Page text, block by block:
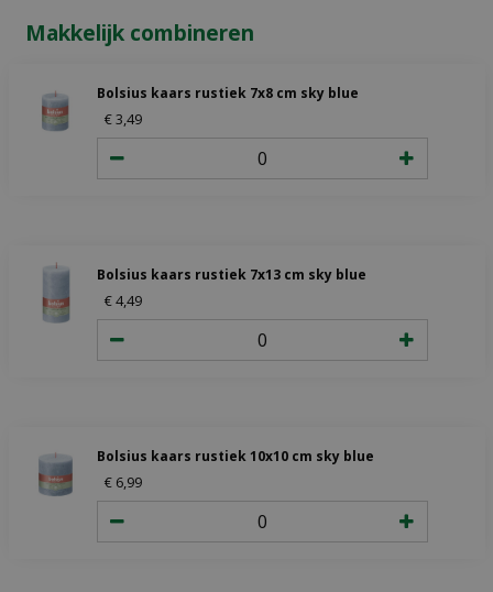
Makkelijk combineren
Bolsius kaars rustiek 7x8 cm sky blue
€3,49
Bolsius kaars rustiek 7x13 cm sky blue
€4,49
Bolsius kaars rustiek 10x10 cm sky blue
€ 6,99